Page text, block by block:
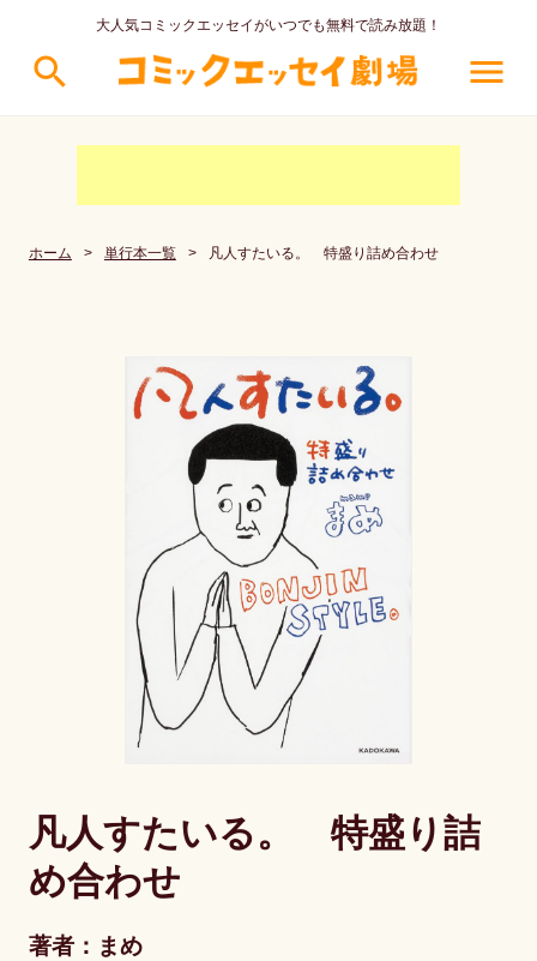
大人気コミックエッセイがいつでも無料で読み放題！
search menu
ホーム > 単行本一覧 > 凡人すたいる。 特盛り詰め合わせ
凡人すたいる。 特盛り詰
め合わせ
著者：まめ